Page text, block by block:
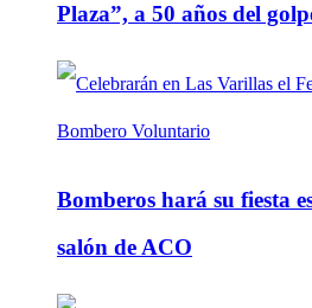
Plaza”, a 50 años del
Bomberos hará su fiesta
salón de ACO